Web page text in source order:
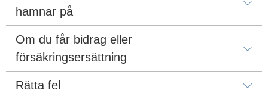
hamnar på
Om du får bidrag eller
försäkringsersättning
Rätta fel